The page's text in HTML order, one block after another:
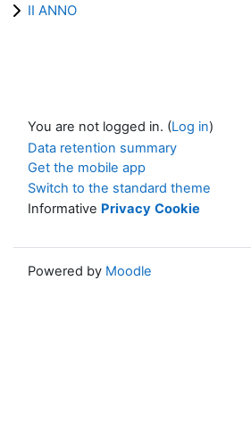
II ANNO
You are not logged in. (Log in)
Data retention summary
Get the mobile app
Switch to the standard theme
Informative Privacy Cookie
Powered by Moodle